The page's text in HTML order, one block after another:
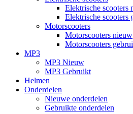
Elektrische scooters
Elektrische scooters
Motorscooters
Motorscooters nieuw
Motorscooters
MP3
MP3 Nieuw
MP3 Gebruikt
Helmen
Onderdelen
Nieuwe onderdelen
Gebruikte onderdelen